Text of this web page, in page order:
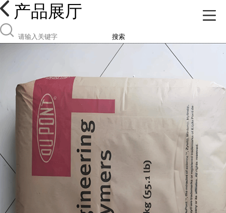
产品展厅
搜索